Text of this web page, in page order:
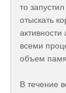
то
отыскать
всеми
объем
В течение